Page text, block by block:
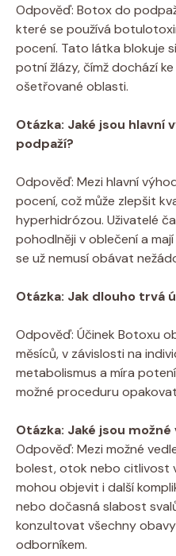
Odpověď: Botox do
které se používá​
pocení. Tato látka blokuje
potní ⁣žlázy, ​čímž dochází
ošetřované oblasti.
Otázka: Jaké⁣ jsou
podpaží?
Odpověď: Mezi ​hlavní
⁤pocení, což může zlepšit
hyperhidrózou. Uživatelé
pohodlněji v oblečení⁤ a
se​ už nemusí obávat
Otázka: Jak dlouho trvá
Odpověď:⁢ Účinek ‌Botoxu
‌měsíců, ‍v ⁤závislosti na
metabolismus a míra
možné​ proceduru
Otázka: Jaké jsou
Odpověď: Mezi možné
bolest, otok nebo ‌citlivost
mohou ⁤objevit ‍i další
nebo dočasná slabost
‌konzultovat všechny
odborníkem.